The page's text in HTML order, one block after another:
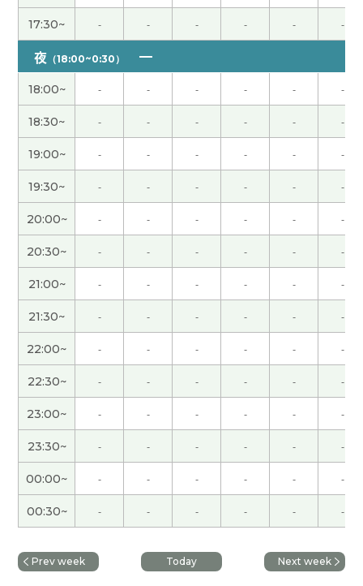
lili老师，好久不见了。 我很喜欢您的课。 但是我还
没能说出我想说的中文。 几天前，我说，“Please
不要打开”。 客人大笑了。 我怎么想不起来‘请’。 我
每天坚持学习汉语。 谢谢老师！
( 50代 女性 )
Thank you!
始めたばかりの初心者ですが、とても丁寧に教えて
くださいます！ 英語でのレッスンもしてくださり
最高です！ これからよろしくお願いします！
谢谢你。继续练习发音。 ( 50代 男性 )
谢谢你。继续练习发音。( 50代 男性 )
今天也辛苦了。谢谢你。我继续多听多说。下次
见。( 50代 男性 )
今天也辛苦了。谢谢你。我继续多听多说。下次
见。( 50代 男性 )
非常感谢。发音和四声还是有难度的。我会继续练
习的！下次见。( 50代 男性 )
非常感谢。发音和四声还是有难度的。我会继续练
习的！下次见。
( 50代 男性 )
17:30~ - - - - - -
夜 （18:00~0:30）
18:00~ - - - - - -
18:30~ - - - - - -
19:00~ - - - - - -
19:30~ - - - - - -
20:00~ - - - - - -
20:30~ - - - - - -
21:00~ - - - - - -
21:30~ - - - - - -
22:00~ - - - - - -
22:30~ - - - - - -
23:00~ - - - - - -
23:30~ - - - - - -
00:00~ - - - - - -
00:30~ - - - - - -
Prev week Today Next week